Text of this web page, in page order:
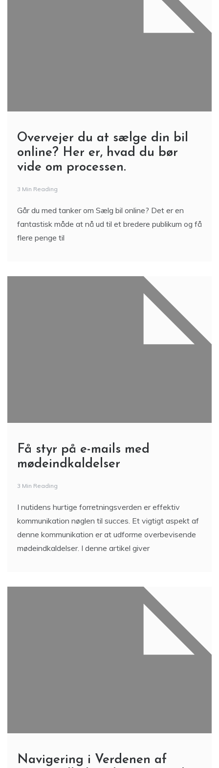
Overvejer du at sælge din bil
online? Her er, hvad du bør
vide om processen.
3 Min Reading
Går du med tanker om Sælg bil online? Det er en
fantastisk måde at nå ud til et bredere publikum og få
flere penge til
Få styr på e-mails med
mødeindkaldelser
3 Min Reading
I nutidens hurtige forretningsverden er effektiv
kommunikation nøglen til succes. Et vigtigt aspekt af
denne kommunikation er at udforme overbevisende
mødeindkaldelser. I denne artikel giver
Navigering i Verdenen af